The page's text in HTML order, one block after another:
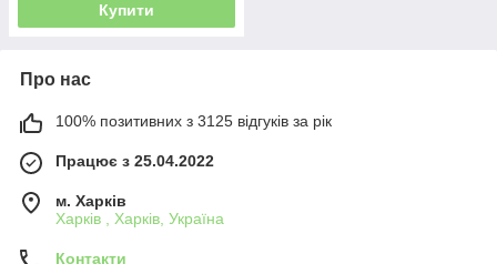
Купити
Про нас
100% позитивних з 3125 відгуків за рік
Працює з 25.04.2022
м. Харків
Харків , Харків, Україна
Контакти